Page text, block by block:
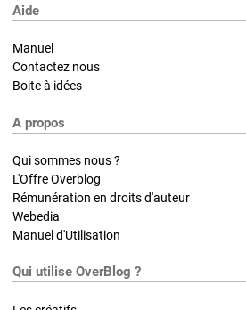
Aide
Manuel
Contactez nous
Boite à idées
A propos
Qui sommes nous ?
L'Offre Overblog
Rémunération en droits d'auteur
Webedia
Manuel d'Utilisation
Qui utilise OverBlog ?